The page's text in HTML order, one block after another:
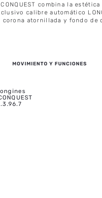
combina la
calibre automático
atornillada y fondo de
MOVIMIENTO Y FUNCIONES